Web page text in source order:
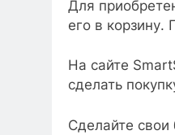
Для
его в
На сайте
сделать
Сделайте